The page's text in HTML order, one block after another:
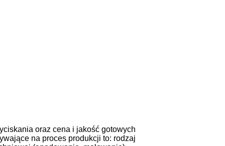
oraz cena i jakość gotowych
na proces produkcji to: rodzaj